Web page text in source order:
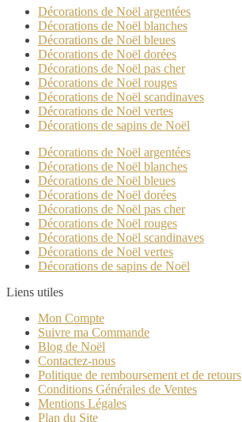
Décorations de Noël argentées
Décorations de Noël blanches
Décorations de Noël bleues
Décorations de Noël dorées
Décorations de Noël pas cher
Décorations de Noël rouges
Décorations de Noël scandinaves
Décorations de Noël vertes
Décorations de sapins de Noël
Décorations de Noël argentées
Décorations de Noël blanches
Décorations de Noël bleues
Décorations de Noël dorées
Décorations de Noël pas cher
Décorations de Noël rouges
Décorations de Noël scandinaves
Décorations de Noël vertes
Décorations de sapins de Noël
Liens utiles
Mon Compte
Suivre ma Commande
Blog de Noël
Contactez-nous
Politique de remboursement et de retours
Conditions Générales de Ventes
Mentions Légales
Plan du Site